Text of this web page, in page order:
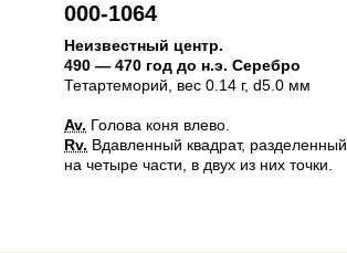
000-1064
Неизвестный центр.
490 — 470 год до н.э. Серебро
Тетартеморий , вес 0.14 г, d5.0 мм
Av. Голова коня влево.
Rv. Вдавленный квадрат, разделенный
на четыре части, в двух из них точки.